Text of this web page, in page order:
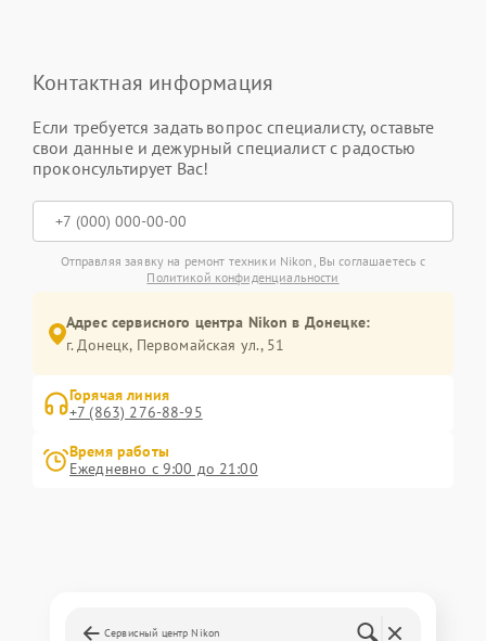
Контактная информация
Если требуется задать вопрос специалисту, оставьте
свои данные и дежурный специалист с радостью
проконсультирует Вас!
Отправляя заявку на ремонт техники Nikon, Вы соглашаетесь с
Политикой конфиденциальности
Адрес сервисного центра Nikon в Донецке:
г. Донецк, Первомайская ул., 51
Горячая линия
+7 (863) 276-88-95
Время работы
Ежедневно с 9:00 до 21:00
Сервисный центр Nikon